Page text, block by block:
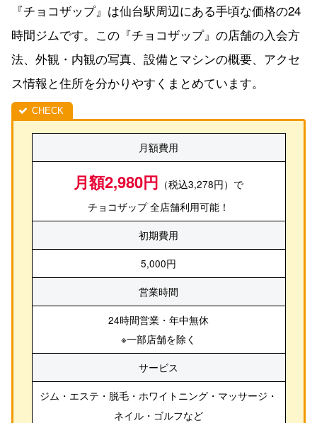
『チョコザップ』は仙台駅周辺にある手頃な価格の24
時間ジムです。この『チョコザップ』の店舗の入会方
法、外観・内観の写真、設備とマシンの概要、アクセ
ス情報と住所を分かりやすくまとめています。
月額費用
月額2,980円 （税込3,278円）で
チョコザップ 全店舗利用可能！
初期費用
5,000円
営業時間
24時間営業・年中無休
※一部店舗を除く
サービス
ジム・エステ・脱毛・ホワイトニング・マッサージ・
ネイル・ゴルフなど